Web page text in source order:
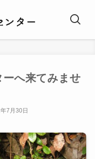
ーへ来てみませ
7月30日